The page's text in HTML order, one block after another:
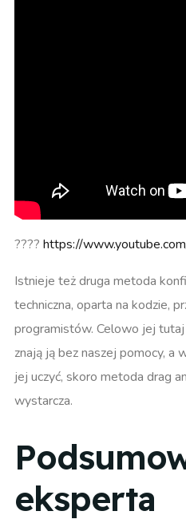
???? https://
Istnieje też druga metoda
techniczna, oparta na kodzie,
programistów. Celowo jej
znają ją bez naszej pomocy, a
jej uczyć, skoro metoda drag
wystarcza.
eksperta